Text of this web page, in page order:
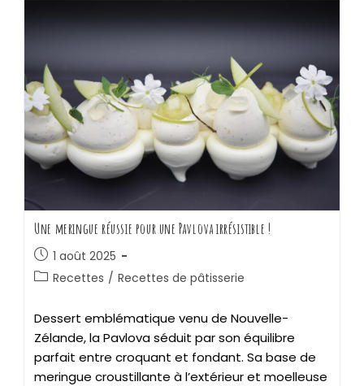
Une meringue réussie pour une Pavlova irrésistible !
1 août 2025
Recettes / Recettes de pâtisserie
Dessert emblématique venu de Nouvelle-
Zélande, la Pavlova séduit par son équilibre
parfait entre croquant et fondant. Sa base de
meringue croustillante à l’extérieur et moelleuse